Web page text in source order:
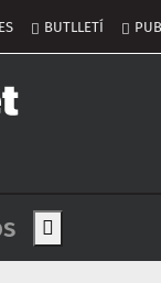
BUTLLETÍ
deShow main